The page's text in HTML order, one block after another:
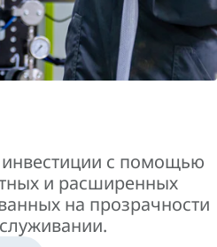
с помощью
и расширенных
на прозрачности